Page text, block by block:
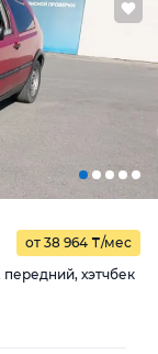
от 38 964 ₸/мес
передний, хэтчбек